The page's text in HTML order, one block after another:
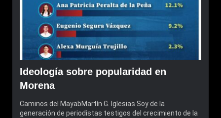
Ideología sobre popularidad en
Morena
Caminos del MayabMartín G. Iglesias Soy de la
generación de periodistas testigos del crecimiento de la